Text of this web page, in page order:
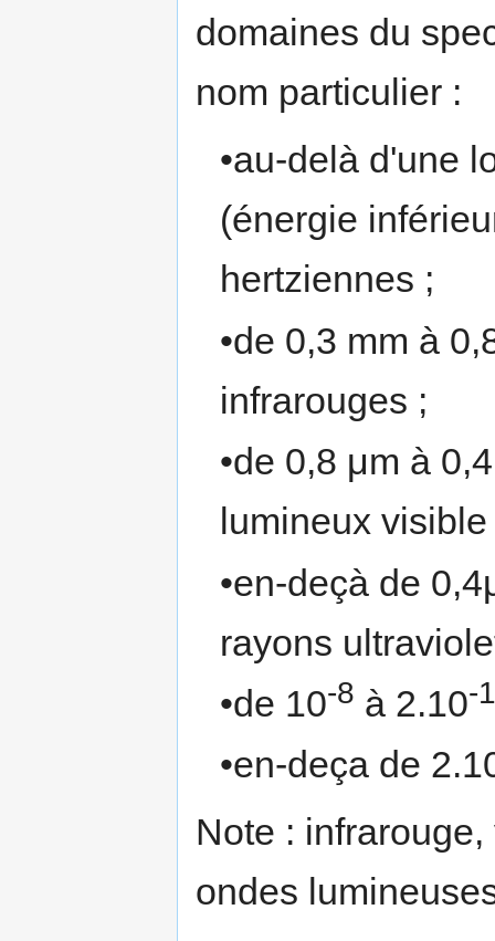
domaines du
nom particulier :
•au-delà d'une
(énergie
hertziennes ;
•de 0,3 mm à
infrarouges ;
•de 0,8 μm à
lumineux
•en-deçà de
rayons
•de 10-8 à 2.10-
•en-deça de
Note :
ondes